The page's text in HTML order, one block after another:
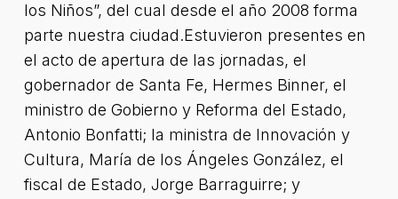
los Niños”, del cual desde el año 2008 forma
parte nuestra ciudad.Estuvieron presentes en
el acto de apertura de las jornadas, el
gobernador de Santa Fe, Hermes Binner, el
ministro de Gobierno y Reforma del Estado,
Antonio Bonfatti; la ministra de Innovación y
Cultura, María de los Ángeles González, el
fiscal de Estado, Jorge Barraguirre; y